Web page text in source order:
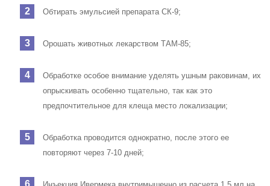
Обтирать эмульсией препарата СК-9;
Орошать животных лекарством ТАМ-85;
Обработке особое внимание уделять ушным раковинам, их
опрыскивать особенно тщательно, так как это
предпочтительное для клеща место локализации;
Обработка проводится однократно, после этого ее
повторяют через 7-10 дней;